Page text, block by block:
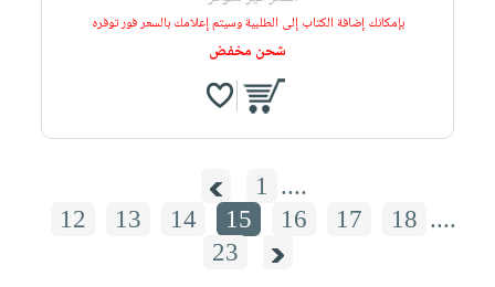
بإمكانك إضافة الكتاب إلى الطلبية وسيتم إعلامك بالسعر فور توفره
شحن مخفض
1 ....
12
13 14 15 16 17 18 ....
23